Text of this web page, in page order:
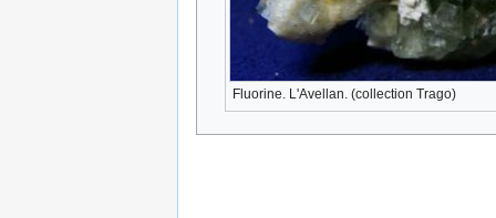
Fluorine. L'Avellan. (collection Trago)